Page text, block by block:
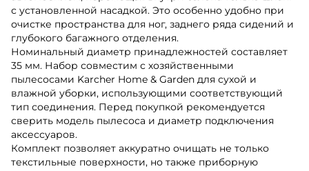
с установленной насадкой. Это особенно удобно при
очистке пространства для ног, заднего ряда сидений и
глубокого багажного отделения.
Номинальный диаметр принадлежностей составляет
35 мм. Набор совместим с хозяйственными
пылесосами Karcher Home & Garden для сухой и
влажной уборки, использующими соответствующий
тип соединения. Перед покупкой рекомендуется
сверить модель пылесоса и диаметр подключения
аксессуаров.
Комплект позволяет аккуратно очищать не только
текстильные поверхности, но также приборную